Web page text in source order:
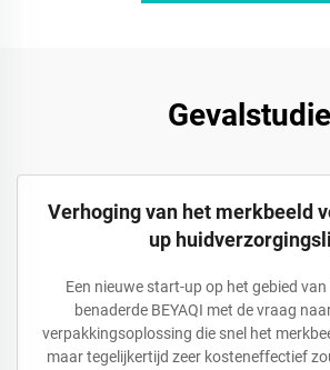
Gevalstudie
Verhoging van het merkbeeld
up
Een nieuwe start-up op het gebied
benaderde BEYAQI met de vraag
verpakkingsoplossing die snel het
maar tegelijkertijd zeer kosteneffectief